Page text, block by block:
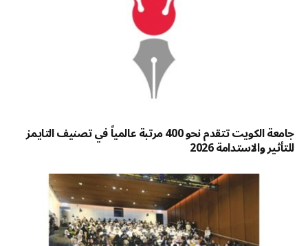
جامعة الكويت تتقدم نحو 400 مرتبة عالمياً في تصنيف التايمز
للتأثير والاستدامة 2026